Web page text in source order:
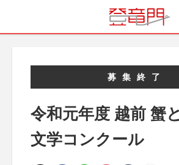
募集終了
令和元年度 越前 蟹
文学コンクール